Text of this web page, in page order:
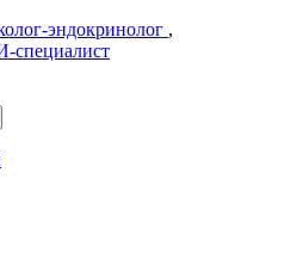
эндокринолог ,
специалист